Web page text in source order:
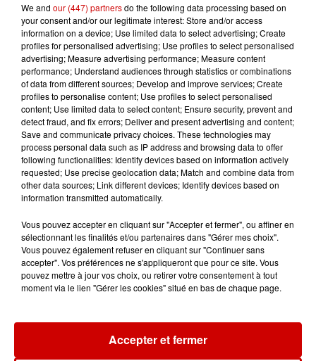
8 août 2026
Cambriolages : plus de 18 000
logements visités en juillet 2026,
en...
7 août 2026
Pape Léon XIV en France : quel
est son programme ?
Jeux Voir plus
à Coulon !
We and our (447) partnersdo the following data processing based on
your consent and/or our legitimate interest: Store and/or access
information on a device; Use limited data to select advertising; Create
profiles for personalised advertising; Use profiles to select personalised
advertising; Measure advertising performance; Measure content
performance; Understand audiences through statistics or combinations
of data from different sources; Develop and improve services; Create
profiles to personalise content; Use profiles to select personalised
content; Use limited data to select content; Ensure security, prevent and
detect fraud, and fix errors; Deliver and present advertising and content;
Save and communicate privacy choices. These technologies may
process personal data such as IP address and browsing data to offer
following functionalities: Identify devices based on information actively
requested; Use precise geolocation data; Match and combine data from
other data sources; Link different devices; Identify devices based on
information transmitted automatically.
Vous pouvez accepter en cliquant sur "Accepter et fermer", ou affiner en
sélectionnant les finalités et/ou partenaires dans "Gérer mes choix".
Vous pouvez également refuser en cliquant sur "Continuer sans
accepter". Vos préférences ne s'appliqueront que pour ce site. Vous
pouvez mettre à jour vos choix, ou retirer votre consentement à tout
moment via le lien "Gérer les cookies" situé en bas de chaque page.
Accepter et fermer